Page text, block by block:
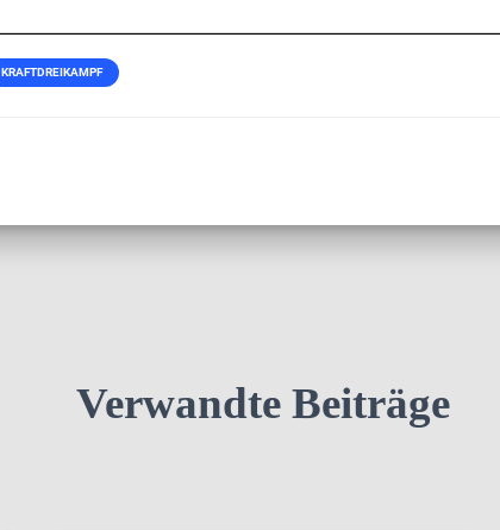
KRAFTDREIKAMPF
Verwandte Beiträge